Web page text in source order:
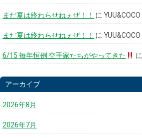
まだ夏は終わらせねぇぜ！！ に YUU&COCO
まだ夏は終わらせねぇぜ！！ に YUU&COCO
6/15 毎年恒例 空手家たちがやってきた に
アーカイブ
2026年8月
2026年7月